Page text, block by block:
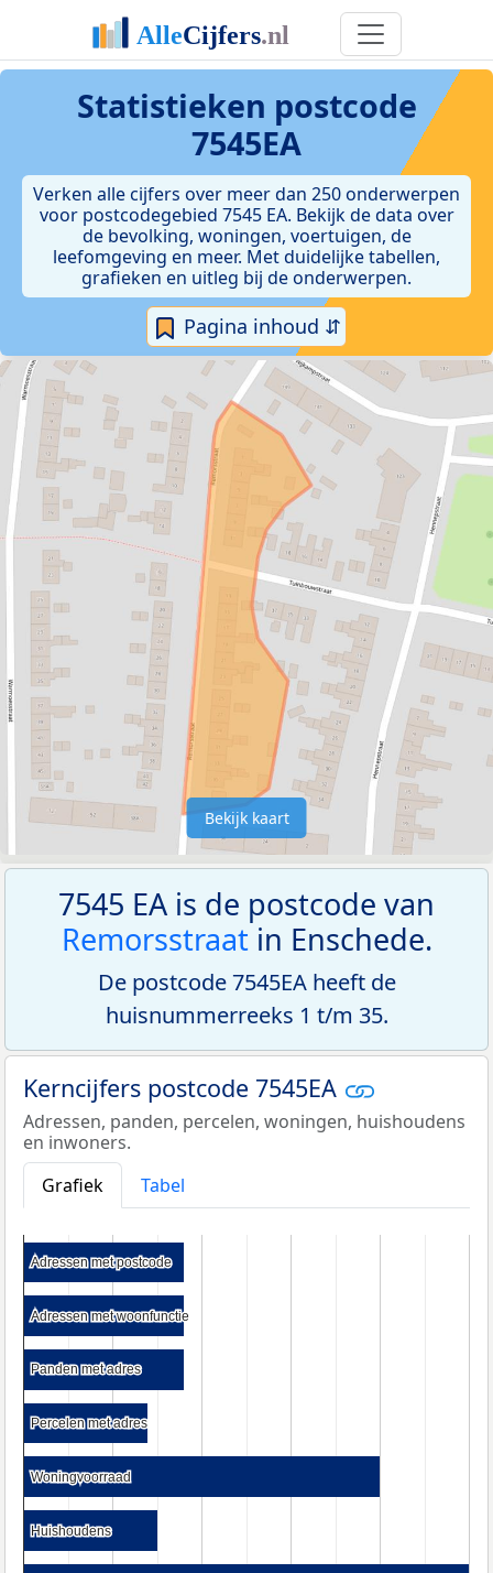
Statistieken postcode
7545EA
Verken alle cijfers over meer dan 250 onderwerpen
voor postcodegebied 7545 EA. Bekijk de data over
de bevolking, woningen, voertuigen, de
leefomgeving en meer. Met duidelijke tabellen,
grafieken en uitleg bij de onderwerpen.
Pagina inhoud ⇵
Bekijk kaart
7545 EA is de postcode van
Remorsstraatin Enschede.
De postcode 7545EA heeft de
huisnummerreeks 1 t/m 35.
Kerncijfers postcode 7545EA
Adressen, panden, percelen, woningen, huishoudens
en inwoners.
Grafiek
Tabel
Adressen met postcode
Adressen met postcode
Adressen met woonfunctie
Adressen met woonfunctie
Panden met adres
Panden met adres
Percelen met adres
Percelen met adres
Woningvoorraad
Woningvoorraad
Huishoudens
Huishoudens